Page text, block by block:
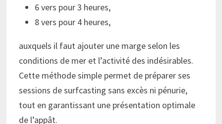
6 vers pour 3 heures,
8 vers pour 4 heures,
auxquels il faut ajouter une marge selon les
conditions de mer et l’activité des indésirables.
Cette méthode simple permet de préparer ses
sessions de surfcasting sans excès ni pénurie,
tout en garantissant une présentation optimale
de l’appât.